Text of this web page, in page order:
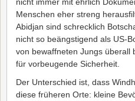
Menschen eher streng
Abidjan sind schrecklich
nicht so beängstigend als US-
von bewaffneten Jungs überall
für vorbeugende Sicherheit.
Der Unterschied ist, dass
diese früheren Orte: kleine